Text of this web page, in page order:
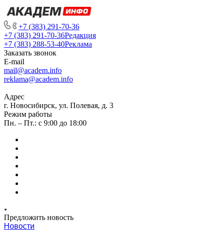
+7 (383) 291-70-36
+7 (383) 291-70-36Редакция
+7 (383) 288-53-40Реклама
Заказать звонок
E-mail
mail@academ.info
reklama@academ.info
Адрес
г. Новосибирск, ул. Полевая, д. 3
Режим работы
Пн. – Пт.: с 9:00 до 18:00
Предложить новость
Новости